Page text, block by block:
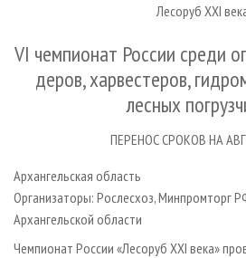
ПРОИЗВОДСТВО МЕБЕЛИ
БИОЭНЕРГЕТИКА
ИНСТРУМЕНТ И МАТЕРИАЛЫ
ПРИОРИТЕТНЫЕ ИНВЕСТПРОЕКТЫ
RUSSIAN FORESTRY REVIEW
БИБЛИОТЕКА СПЕЦИАЛИСТА
Лесоруб XXI
VI чемпионат России среди
деров, хар­вес­теров,
лесных
ПЕРЕНОС СРОКОВ НА
Архангельская область
Организаторы: Рослесхоз, Минпромторг
Архангельской области
Чемпионат России «Лесоруб XXI века»